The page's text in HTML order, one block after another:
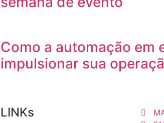
Como a automação em
impulsionar sua
LINKs